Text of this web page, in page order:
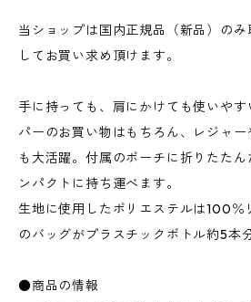
当ショップは国内正規品（新品）の
してお買い求め頂けます。
手に持っても、肩にかけても使いや
パーのお買い物はもちろん、レジャ
も大活躍。付属のポーチに折りたたん
ンパクトに持ち運べます。
生地に使用したポリエステルは100％
のバッグがプラスチックボトル約5本
●商品の情報